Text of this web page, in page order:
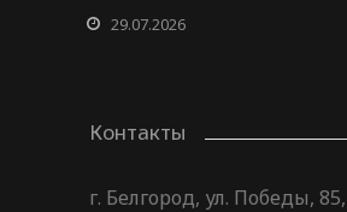
29.07.2026
Контакты
г. Белгород, ул. Победы, 85,